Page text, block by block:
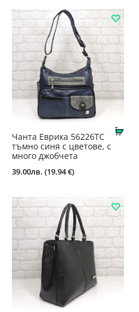
Купи
Чанта Еврика 56226ТС
тъмно синя с цветове, с
много джобчета
39.00лв. (19.94 €)